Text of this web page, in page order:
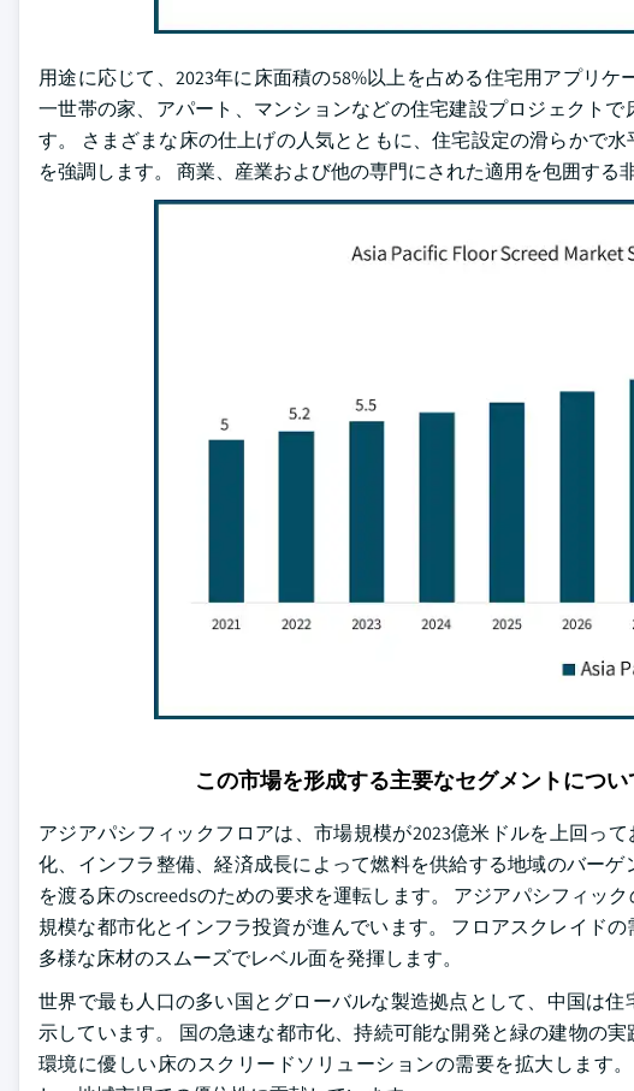
用途に応じて、2023年に床面積の58%以上を占める住宅用アプリ
一世帯の家、アパート、マンションなどの住宅建設プロジェクト
す。 さまざまな床の仕上げの人気とともに、住宅設定の滑らかで
を強調します。 商業、産業および他の専門にされた適用を包囲する
この市場を形成する主要なセグメントにつ
アジアパシフィックフロアは、市場規模が2023億米ドルを上回っ
化、インフラ整備、経済成長によって燃料を供給する地域のバー
を渡る床のscreedsのための要求を運転します。 アジアパシフィッ
規模な都市化とインフラ投資が進んでいます。 フロアスクレイド
多様な床材のスムーズでレベル面を発揮します。
世界で最も人口の多い国とグローバルな製造拠点として、中国は
示しています。 国の急速な都市化、持続可能な開発と緑の建物の
環境に優しい床のスクリードソリューションの需要を拡大します